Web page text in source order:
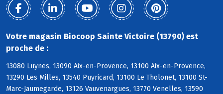
Votre magasin Biocoop Sainte Victoire (13790) est
proche de :
13080 Luynes, 13090 Aix-en-Provence, 13100 Aix-en-Provence,
13290 Les Milles, 13540 Puyricard, 13100 Le Tholonet, 13100 St-
Marc-Jaumegarde, 13126 Vauvenargues, 13770 Venelles, 13590